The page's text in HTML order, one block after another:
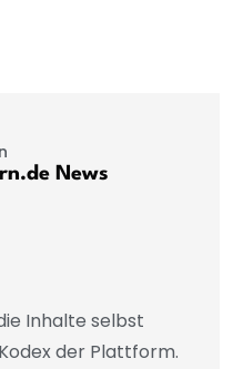
News
Inhalte selbst
der Plattform.